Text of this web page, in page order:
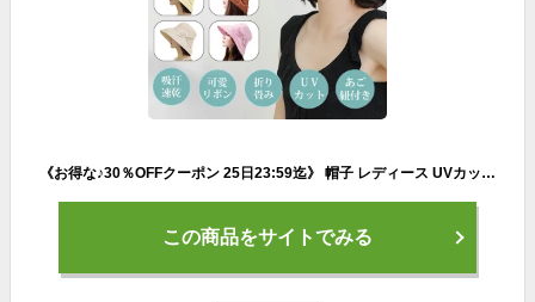
《お得な♪30％OFFクーポン 25日23:59迄》 帽子 レディース UVカット帽子 夏 UV99％カット つば広げ 純綿製 風飛ばない 専用顎紐付け 吸汗速乾 通気 紫外線カット 折り畳み 軽量 小顔 日焼け防止 ハット リボン 可愛 女優帽 日よけ 夏用
この商品をサイトでみる